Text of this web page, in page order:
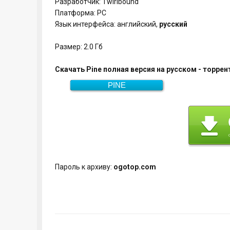
Разработчик: Twirlbound
Платформа: PC
Язык интерфейса: английский, русский
Размер: 2.0 Гб
Скачать Pine полная версия на русском -
PINE
2.0 Гб
Скачать
Пароль к архиву: ogotop.com